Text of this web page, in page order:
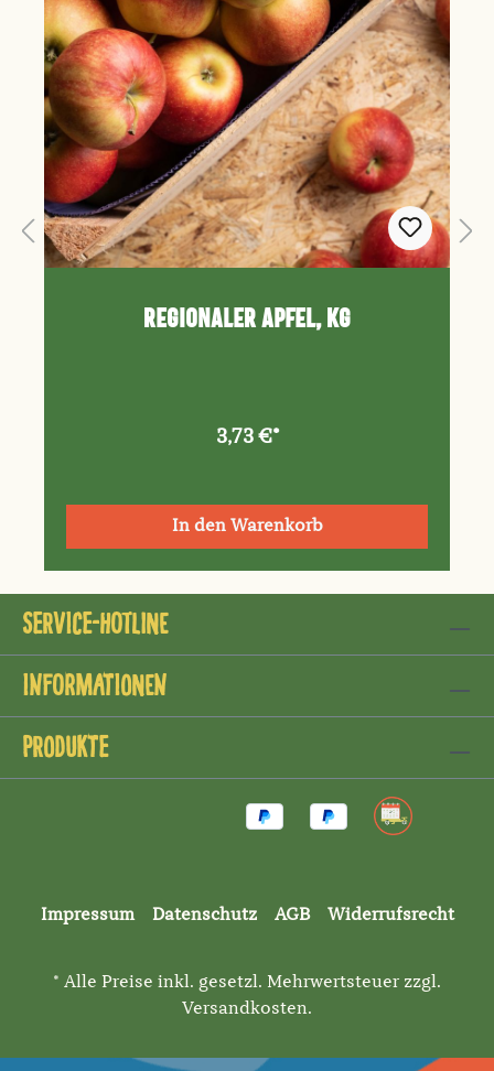
Regionaler Apfel, kg
3,73 €*
In den Warenkorb
Service-Hotline
Informationen
Produkte
Impressum Datenschutz AGB Widerrufsrecht
* Alle Preise inkl. gesetzl. Mehrwertsteuer zzgl.
Versandkosten.